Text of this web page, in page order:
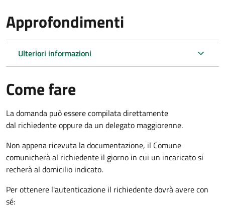
Approfondimenti
Ulteriori informazioni
Come fare
La domanda può essere compilata direttamente
dal richiedente oppure da un delegato maggiorenne.
Non appena ricevuta la documentazione, il Comune
comunicherà al richiedente il giorno in cui un incaricato si
recherà al domicilio indicato.
Per ottenere l'autenticazione il richiedente dovrà avere con
sé: